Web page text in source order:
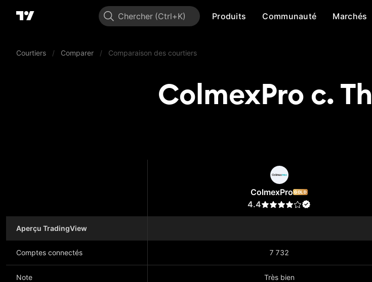
Chercher Produits Communauté Marchés
Courtiers / Comparer / Comparaison des courtiers
ColmexPro c.
ColmexPro GOLD
4.4
Aperçu TradingView
Comptes connectés 7 732
Note Très bien